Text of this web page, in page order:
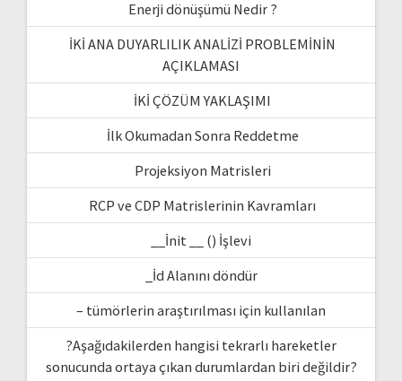
Enerji dönüşümü Nedir ?
İKİ ANA DUYARLILIK ANALİZİ PROBLEMİNİN
AÇIKLAMASI
İKİ ÇÖZÜM YAKLAŞIMI
İlk Okumadan Sonra Reddetme
Projeksiyon Matrisleri
RCP ve CDP Matrislerinin Kavramları
__İnit __ () İşlevi
_İd Alanını döndür
– tümörlerin araştırılması için kullanılan
?Aşağıdakilerden hangisi tekrarlı hareketler
sonucunda ortaya çıkan durumlardan biri değildir?